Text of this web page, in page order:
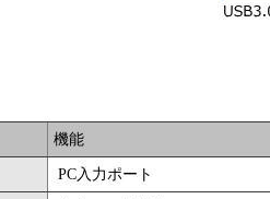
機能
PC入力ポート